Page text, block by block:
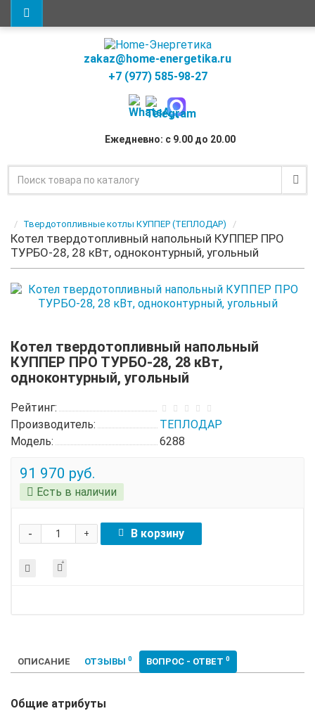
zakaz@home-energetika.ru
+7 (977) 585-98-27
Ежедневно: с 9.00 до 20.00
Твердотопливные котлы КУППЕР (ТЕПЛОДАР)
Котел твердотопливный напольный КУППЕР ПРО
ТУРБО-28, 28 кВт, одноконтурный, угольный
Котел твердотопливный напольный
КУППЕР ПРО ТУРБО-28, 28 кВт,
одноконтурный, угольный
Рейтинг:
Производитель:
ТЕПЛОДАР
Модель:
6288
91 970 руб.
Есть в наличии
+
- В корзину
ОПИСАНИЕ ОТЗЫВЫ 0 ВОПРОС - ОТВЕТ 0
Общие атрибуты